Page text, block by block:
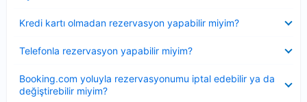
Kredi kartı olmadan rezervasyon yapabilir miyim?
Telefonla rezervasyon yapabilir miyim?
Booking.com yoluyla rezervasyonumu iptal edebilir ya da
değiştirebilir miyim?